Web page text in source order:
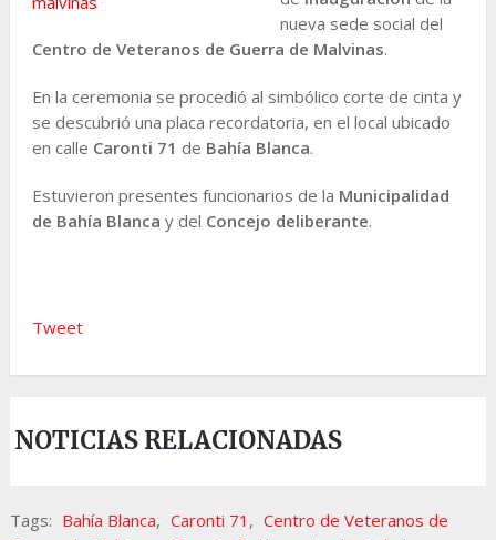
nueva sede social del
Centro de Veteranos de Guerra de Malvinas.
En la ceremonia se procedió al simbólico corte de cinta y
se descubrió una placa recordatoria, en el local ubicado
en calle Caronti 71 de Bahía Blanca.
Estuvieron presentes funcionarios de la Municipalidad
de Bahía Blanca y del Concejo deliberante.
Tweet
NOTICIAS RELACIONADAS
Tags: Bahía Blanca, Caronti 71 , Centro de Veteranos de